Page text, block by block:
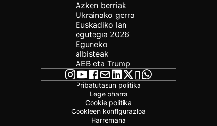
Azken berriak
Ukrainako gerra
Euskadiko lan
egutegia 2026
Eguneko
albisteak
AEB eta Trump
Pribatutasun politika
Lege oharra
Cookie politika
Cookieen konfigurazioa
Harremana